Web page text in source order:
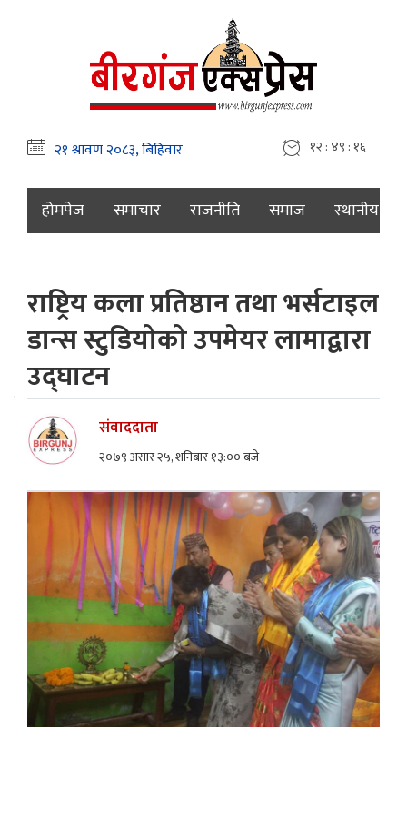
१२ : ४९ : १७
होमपेज समाचार राजनीति समाज स्थानीय
राष्ट्रिय कला प्रतिष्ठान तथा भर्सटाइल
डान्स स्टुडियोको उपमेयर लामाद्वारा
उद्घाटन
संवाददाता
२०७९ असार २५, शनिबार १३:०० बजे